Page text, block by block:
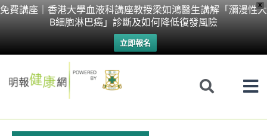
X
免費講座｜香港大學血液科講座教授梁如鴻醫生講解「瀰漫性大
B細胞淋巴癌」診斷及如何降低復發風險
立即報名
Skip